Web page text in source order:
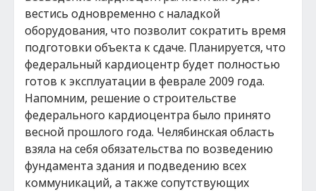
вестись одновременно с наладкой
оборудования, что позволит сократить время
подготовки объекта к сдаче. Планируется, что
федеральный кардиоцентр будет полностью
готов к эксплуатации в феврале 2009 года.
Напомним, решение о строительстве
федерального кардиоцентра было принято
весной прошлого года. Челябинская область
взяла на себя обязательства по возведению
фундамента здания и подведению всех
коммуникаций, а также сопутствующих